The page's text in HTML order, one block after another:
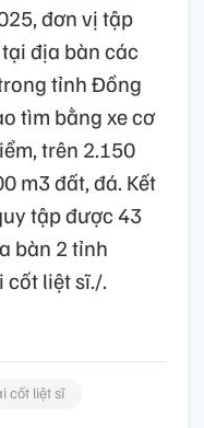
đơn vị tập
địa bàn các
tỉnh Đồng
tìm bằng xe cơ
trên 2.150
m3 đất, đá. Kết
tập được 43
bàn 2 tỉnh
cốt liệt sĩ./.
cốt liệt sĩ